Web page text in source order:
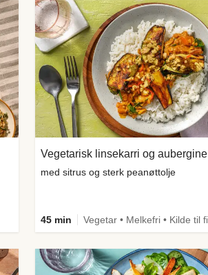
Vegetarisk linsekarri og aubergine
med sitrus og sterk peanøttolje
45 min Vegetar • Melkefri • Kilde til